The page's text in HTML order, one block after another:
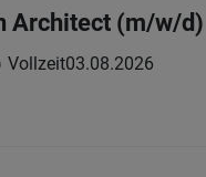
Architect (m/w/d)
Vollzeit03.08.2026